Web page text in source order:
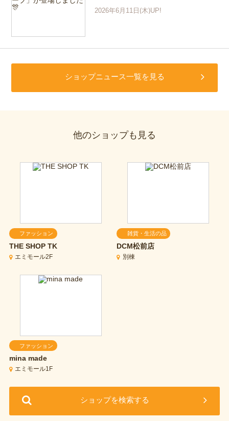
2026年6月11日(木)UP!
ショップニュース一覧を見る
他のショップも見る
ファッション
THE SHOP TK
エミモール2F
雑貨・生活の品
DCM松前店
別棟
ファッション
mina made
エミモール1F
ショップを検索する